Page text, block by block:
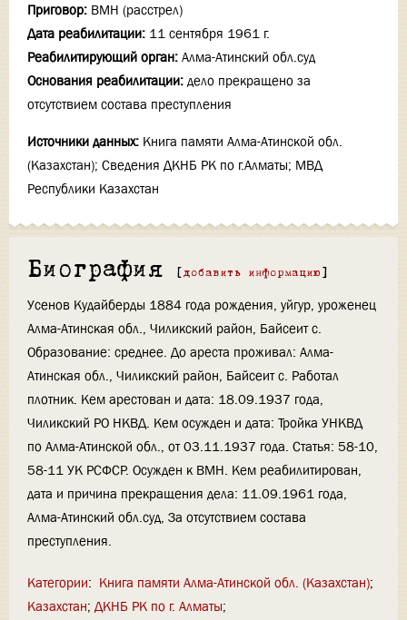
Приговор: ВМН (расстрел)
Дата реабилитации: 11 сентября 1961 г.
Реабилитирующий орган: Алма-Атинский обл.суд
Основания реабилитации: дело прекращено за
отсутствием состава преступления
Источники данных: Книга памяти Алма-Атинской обл.
(Казахстан); Сведения ДКНБ РК по г.Алматы; МВД
Республики Казахстан
Биография [ добавить информацию ]
Усенов Кудайберды 1884 года рождения, уйгур, уроженец
Алма-Атинская обл., Чиликский район, Байсеит с.
Образование: среднее. До ареста проживал: Алма-
Атинская обл., Чиликский район, Байсеит с. Работал
плотник. Кем арестован и дата: 18.09.1937 года,
Чиликский РО НКВД. Кем осужден и дата: Тройка УНКВД
по Алма-Атинской обл., от 03.11.1937 года. Статья: 58-10,
58-11 УК РСФСР. Осужден к ВМН. Кем реабилитирован,
дата и причина прекращения дела: 11.09.1961 года,
Алма-Атинский обл.суд, За отсутствием состава
преступления.
Категории: Книга памяти Алма-Атинской обл. (Казахстан)
Казахстан ДКНБ РК по г. Алматы